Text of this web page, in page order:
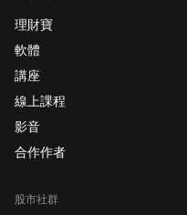
理財寶
軟體
講座
線上課程
影音
合作作者
股市社群